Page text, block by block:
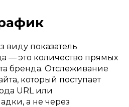
виду показатель
— это количество прямых
бренда. Отслеживание
который поступает
URL или
а не через